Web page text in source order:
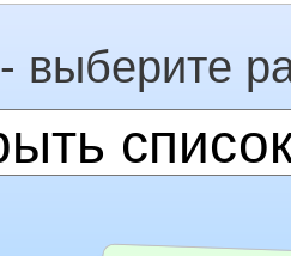
- выберите